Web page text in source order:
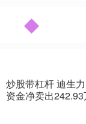
炒股带杠杆 迪生
资金净卖出242.93